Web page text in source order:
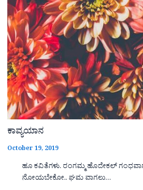
ಕಾವ್ಯಯಾನ
October 19, 2019
ಹೂ ಕವಿತೆಗಳು. ರಂಗಮ್ಮ ಹೊದೇಕಲ್
ನೋಯಬೇಕೋ.. ಘಮ ವಾಗಲು…